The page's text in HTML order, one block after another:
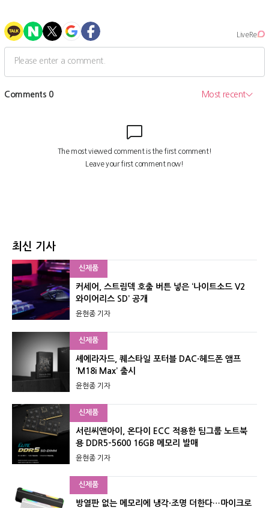
최신 기사
신제품
커세어, 스트림덱 호출 버튼 넣은 ‘나이트소드 V2
와이어리스 SD’ 공개
윤현종 기자
신제품
셰에라자드, 퀘스타일 포터블 DAC·헤드폰 앰프
‘M18i Max’ 출시
윤현종 기자
신제품
서린씨앤아이, 온다이 ECC 적용한 팀그룹 노트북
용 DDR5-5600 16GB 메모리 발매
윤현종 기자
신제품
방열판 없는 메모리에 냉각·조명 더한다…마이크로